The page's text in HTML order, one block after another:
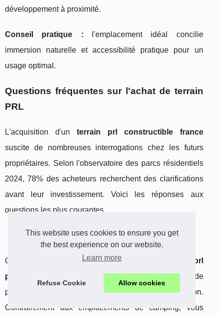
This website uses cookies to ensure you get
the best experience on our website.
Learn more
Refuse Cookie Allow cookies
développement à proximité.
Conseil pratique : l'emplacement idéal concilie
immersion naturelle et accessibilité pratique pour un
usage optimal.
Questions fréquentes sur l'achat de terrain
PRL
L'acquisition d'un terrain prl constructible france
suscite de nombreuses interrogations chez les futurs
propriétaires. Selon l'observatoire des parcs résidentiels
2024, 78% des acheteurs recherchent des clarifications
avant leur investissement. Voici les réponses aux
questions les plus courantes.
Suis-je vraiment propriétaire du terrain ?
Oui, vous devenez plein propriétaire de votre
parcelle prl
propriété foncière
. L'acte notarié confirme vos droits de
propriété sur le terrain et votre construction.
Contrairement aux emplacements de camping, vous